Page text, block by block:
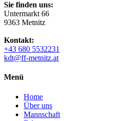
Sie finden uns:
Untermarkt 66
9363 Metnitz
Kontakt:
+43 680 5532231
kdt@ff-metnitz.at
Menü
Home
Über uns
Mannschaft